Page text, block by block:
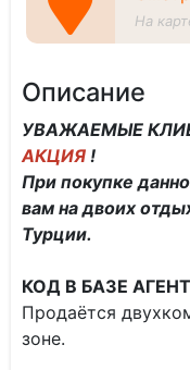
На
Описание
УВАЖАЕМЫЕ
АКЦИЯ !
При покупке
вам на двоих
Турции.
КОД В БАЗЕ
Продаётся
зоне.